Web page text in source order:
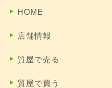
HOME
店舗情報
質屋で売る
質屋で買う